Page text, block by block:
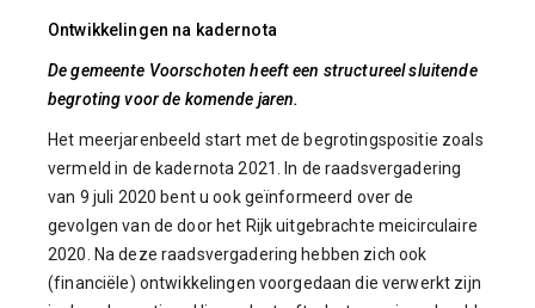
Ontwikkelingen na kadernota
De gemeente Voorschoten heeft een structureel sluitende
begroting voor de komende jaren.
Het meerjarenbeeld start met de begrotingspositie zoals
vermeld in de kadernota 2021. In de raadsvergadering
van 9 juli 2020 bent u ook geïnformeerd over de
gevolgen van de door het Rijk uitgebrachte meicirculaire
2020. Na deze raadsvergadering hebben zich ook
(financiële) ontwikkelingen voorgedaan die verwerkt zijn